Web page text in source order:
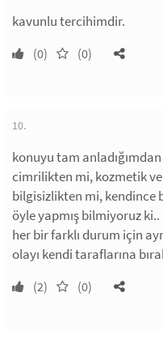
kavunlu tercihimdir.
(0) (0)
10.
konuyu tam
cimrilikten mi, kozmetik ve
bilgisizlikten mi, kendince
öyle yapmış bilmiyoruz ki..
her bir farklı durum için
olayı kendi taraflarına
(2) (0)